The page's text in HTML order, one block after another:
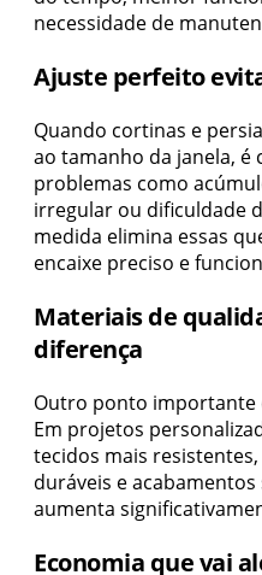
necessidade de
Ajuste perfeito
Quando cortinas e
ao tamanho da janela, é
problemas como
irregular ou dificuldade
medida elimina essas
encaixe preciso e
Materiais de
diferença
Outro ponto importante
Em projetos
tecidos mais
duráveis e
aumenta
Economia que vai